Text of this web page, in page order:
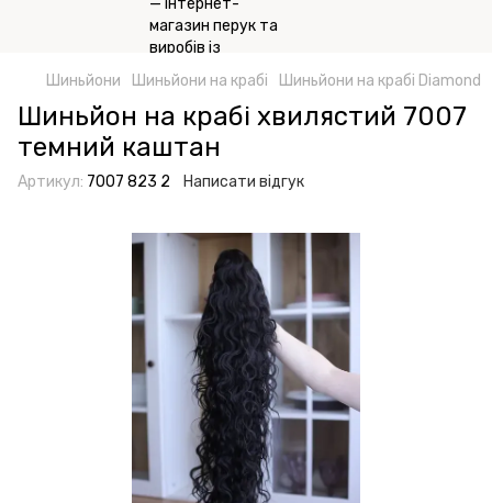
Шиньйони Шиньйони на крабі Шиньйони на крабі Diamond
Шиньйон на крабі хвилястий 7007
темний каштан
Артикул: 7007 823 2 Написати відгук